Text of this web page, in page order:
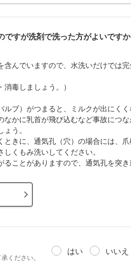
すが洗剤で洗った方がよいですか
んでいますので、水洗いだけでは
消毒しましょう。）
ブ）がつまると、ミルクが出にくく
なかに乳首が飛び込むなど事故につ
う。
ときに、通気孔（穴）の場合には、
くもみ洗いしてください。
ことがありますので、通気孔を突き
ください。
はい いいえ